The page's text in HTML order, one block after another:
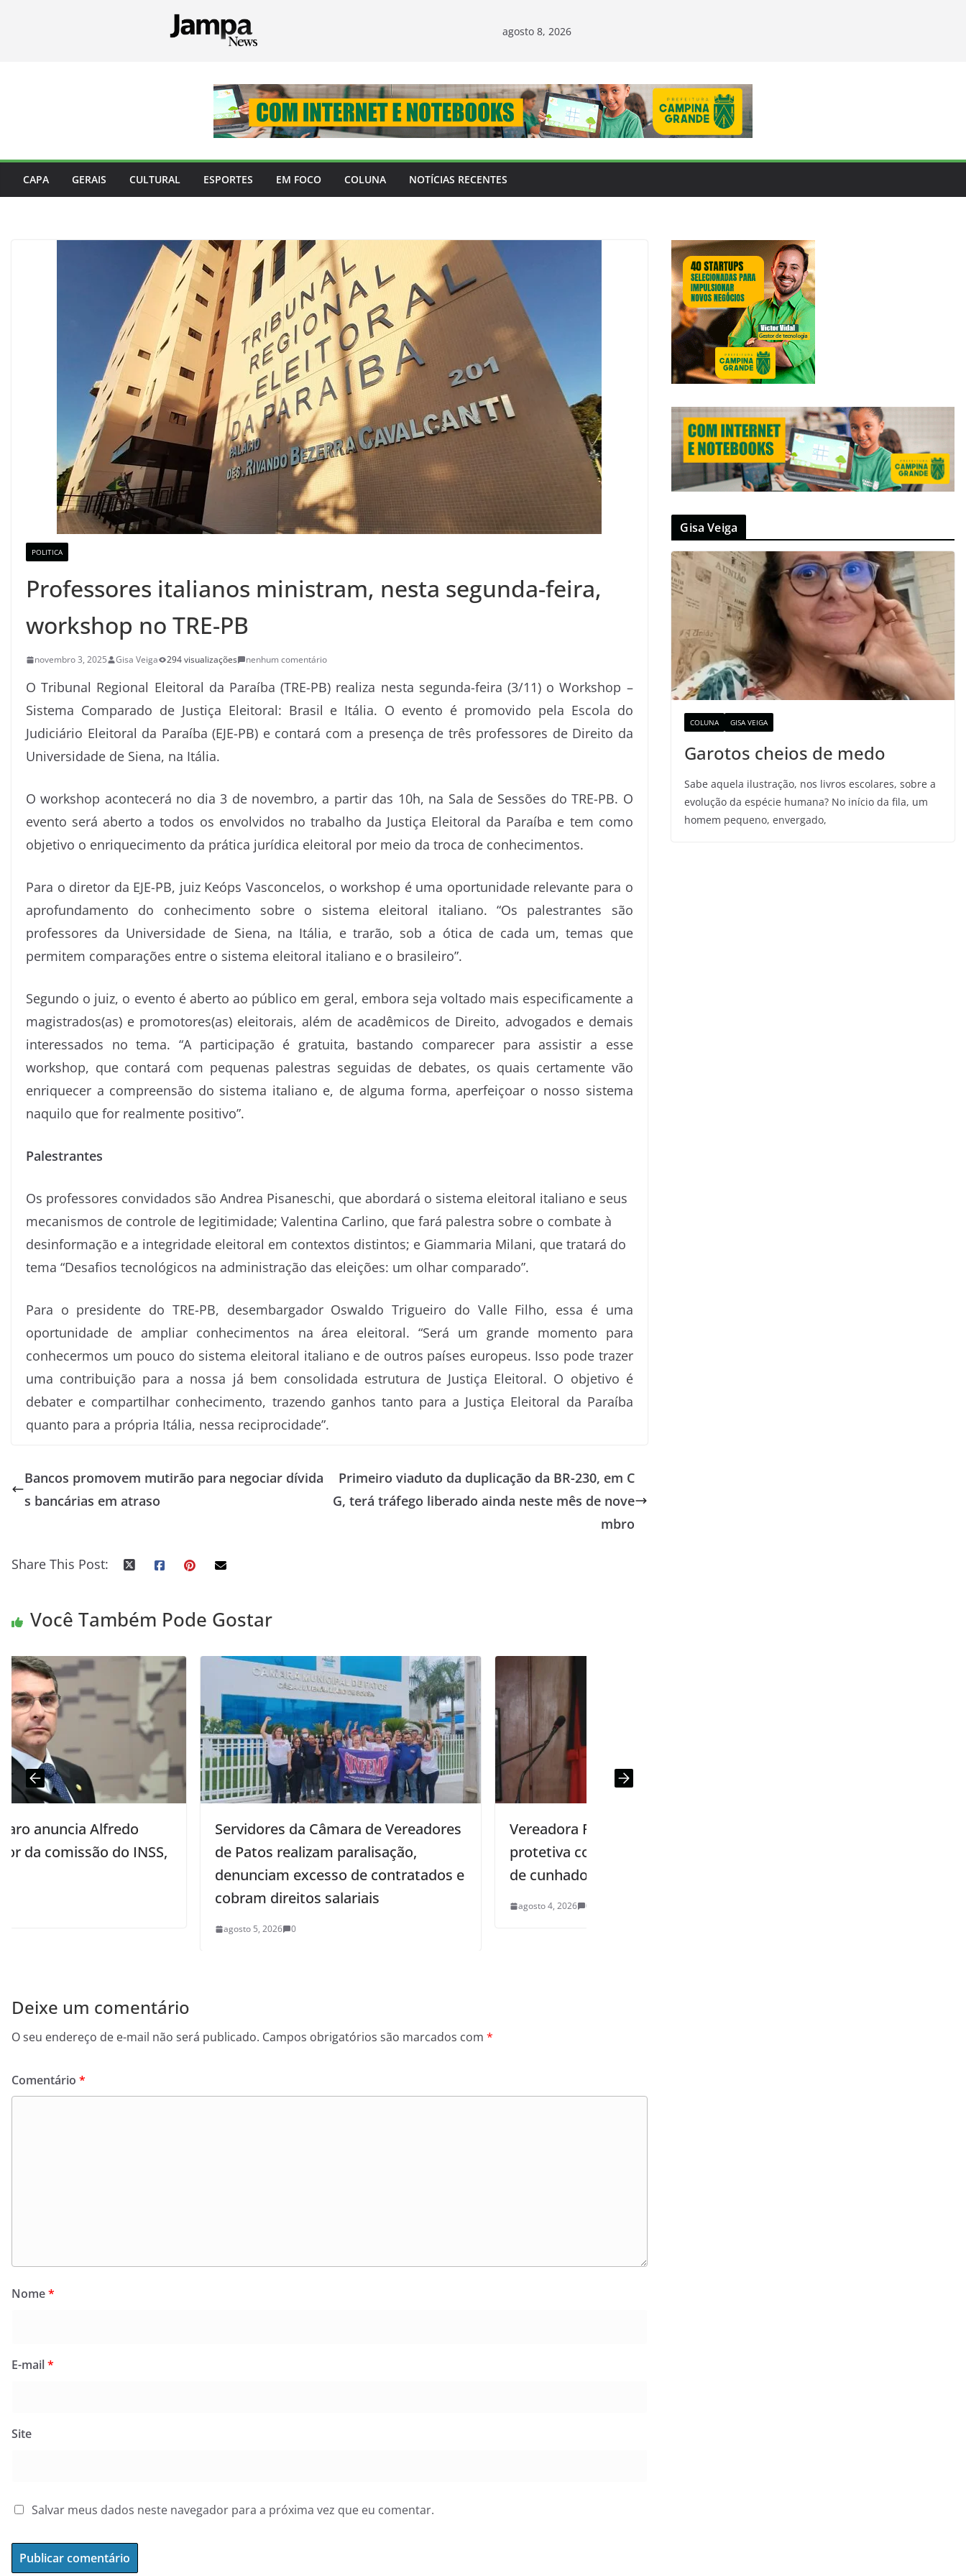
agosto 8, 2026
CAPA GERAIS CULTURAL ESPORTES EM FOCO COLUNA NOTÍCIAS RECENTES
POLITICA
Professores italianos ministram, nesta segunda-feira,
workshop no TRE-PB
novembro 3, 2025 Gisa Veiga 294 visualizações nenhum comentário
O Tribunal Regional Eleitoral da Paraíba (TRE-PB) realiza nesta segunda-feira (3/11) o Workshop –
Sistema Comparado de Justiça Eleitoral: Brasil e Itália. O evento é promovido pela Escola do
Judiciário Eleitoral da Paraíba (EJE-PB) e contará com a presença de três professores de Direito da
Universidade de Siena, na Itália.
O workshop acontecerá no dia 3 de novembro, a partir das 10h, na Sala de Sessões do TRE-PB. O
evento será aberto a todos os envolvidos no trabalho da Justiça Eleitoral da Paraíba e tem como
objetivo o enriquecimento da prática jurídica eleitoral por meio da troca de conhecimentos.
Para o diretor da EJE-PB, juiz Keóps Vasconcelos, o workshop é uma oportunidade relevante para o
aprofundamento do conhecimento sobre o sistema eleitoral italiano. “Os palestrantes são
professores da Universidade de Siena, na Itália, e trarão, sob a ótica de cada um, temas que
permitem comparações entre o sistema eleitoral italiano e o brasileiro”.
Segundo o juiz, o evento é aberto ao público em geral, embora seja voltado mais especificamente a
magistrados(as) e promotores(as) eleitorais, além de acadêmicos de Direito, advogados e demais
interessados no tema. “A participação é gratuita, bastando comparecer para assistir a esse
workshop, que contará com pequenas palestras seguidas de debates, os quais certamente vão
enriquecer a compreensão do sistema italiano e, de alguma forma, aperfeiçoar o nosso sistema
naquilo que for realmente positivo”.
Palestrantes
Os professores convidados são Andrea Pisaneschi, que abordará o sistema eleitoral italiano e seus
mecanismos de controle de legitimidade; Valentina Carlino, que fará palestra sobre o combate à
desinformação e a integridade eleitoral em contextos distintos; e Giammaria Milani, que tratará do
tema “Desafios tecnológicos na administração das eleições: um olhar comparado”.
Para o presidente do TRE-PB, desembargador Oswaldo Trigueiro do Valle Filho, essa é uma
oportunidade de ampliar conhecimentos na área eleitoral. “Será um grande momento para
conhecermos um pouco do sistema eleitoral italiano e de outros países europeus. Isso pode trazer
uma contribuição para a nossa já bem consolidada estrutura de Justiça Eleitoral. O objetivo é
debater e compartilhar conhecimento, trazendo ganhos tanto para a Justiça Eleitoral da Paraíba
quanto para a própria Itália, nessa reciprocidade”.
Bancos promovem mutirão para negociar dívida
s bancárias em atraso
Primeiro viaduto da duplicação da BR-230, em C
G, terá tráfego liberado ainda neste mês de nove
mbro
Share This Post:
Você Também Pode Gostar
Servidores da Câmara de Vereadores
de Patos realizam paralisação,
denunciam excesso de contratados e
cobram direitos salariais
Vereadora Rebeca Sodré tem medida
protetiva concedida após ameaças
de cunhado
agosto 4, 2026
Deixe um comentário
O seu endereço de e-mail não será publicado. Campos obrigatórios são marcados com *
Comentário *
Nome*
E-mail*
Site
Salvar meus dados neste navegador para a próxima vez que eu comentar.
Gisa Veiga
COLUNA GISA VEIGA
Garotos cheios de medo
Sabe aquela ilustração, nos livros escolares, sobre a
evolução da espécie humana? No início da fila, um
homem pequeno, envergado,